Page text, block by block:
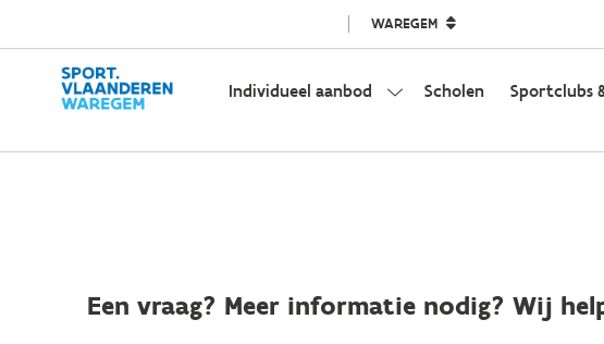
WAREGEM
Individueel aanbod Scholen Sportclubs
Een vraag? Meer informatie nodig? Wij